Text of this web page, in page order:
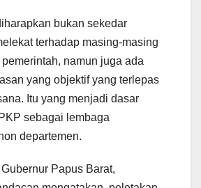
bukan sekedar
terhadap masing-masing
namun juga ada
yang objektif yang terlepas
Itu yang menjadi dasar
sebagai lembaga
departemen.
Papus Barat,